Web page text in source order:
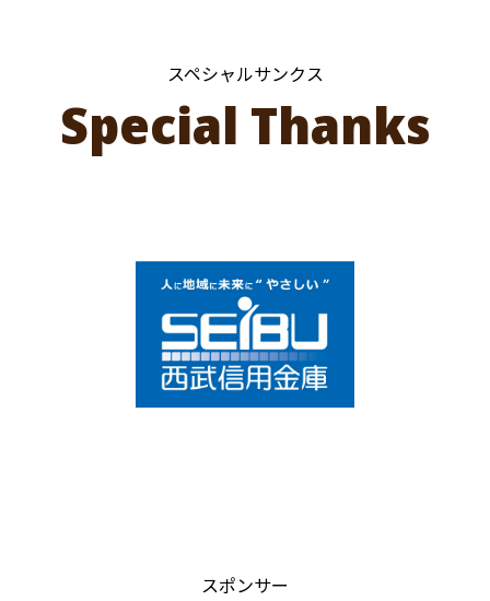
スペシャルサンクス
Special Thanks
スポンサー